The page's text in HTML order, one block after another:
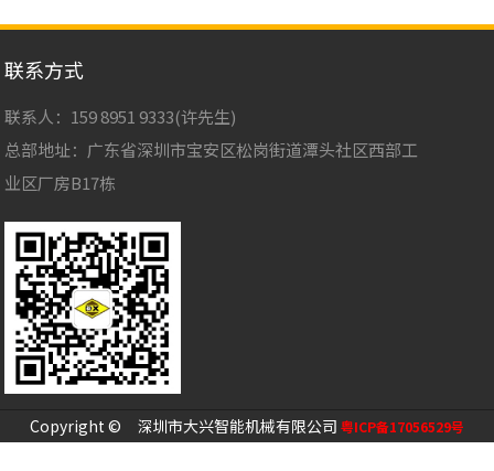
联系方式
联系人：159 8951 9333(许先生)
总部地址：广东省深圳市宝安区松岗街道潭头社区西部工
业区厂房B17栋
Copyright © 深圳市大兴智能机械有限公司 粤ICP备17056529号